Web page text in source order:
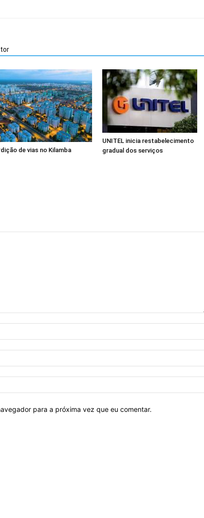
de vias no Kilamba
UNITEL inicia restabelecimento
gradual dos serviços
para a próxima vez que eu comentar.